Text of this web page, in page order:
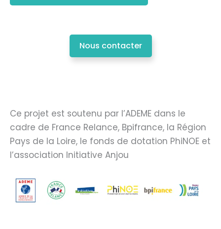
Nous contacter
Ce projet est soutenu par l’ADEME dans le
cadre de France Relance, Bpifrance, la Région
Pays de la Loire, le fonds de dotation PhiNOE et
l’association Initiative Anjou